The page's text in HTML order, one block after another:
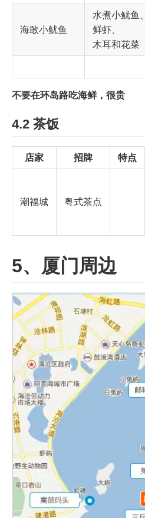
海敢小鱿鱼
水煮小鱿鱼、
鲜虾、
木耳和花菜
不要在环岛路吃海鲜，很贵
4.2 茶饭
店家 招牌 特点
潮福城 粤式茶点
5、厦门周边